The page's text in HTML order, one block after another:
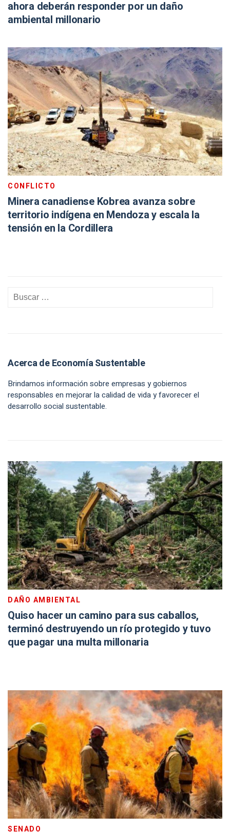
ahora deberán responder por un daño
ambiental millonario
CONFLICTO
Minera canadiense Kobrea avanza sobre
territorio indígena en Mendoza y escala la
tensión en la Cordillera
Acerca de Economía Sustentable
Brindamos información sobre empresas y gobiernos
responsables en mejorar la calidad de vida y favorecer el
desarrollo social sustentable.
DAÑO AMBIENTAL
Quiso hacer un camino para sus caballos,
terminó destruyendo un río protegido y tuvo
que pagar una multa millonaria
SENADO